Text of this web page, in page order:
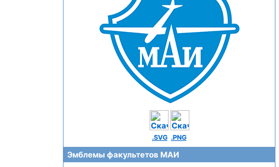
.SVG .PNG
Эмблемы факультетов МАИ